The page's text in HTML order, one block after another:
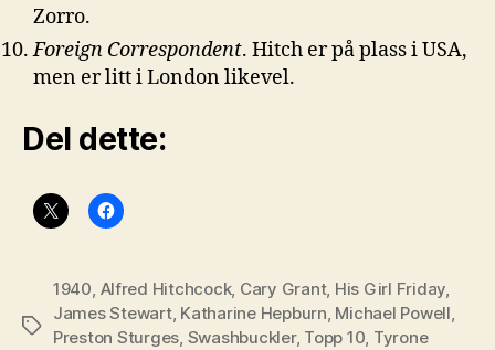
Zorro.
Foreign Correspondent. Hitch er på plass i USA,
men er litt i London likevel.
Del dette:
Stikkord
1940, Alfred Hitchcock, Cary Grant, His Girl Friday,
James Stewart, Katharine Hepburn, Michael Powell,
Preston Sturges, Swashbuckler, Topp 10, Tyrone